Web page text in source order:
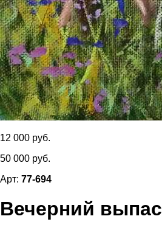
12 000 руб.
50 000 руб.
Арт: 77-694
Вечерний выпас